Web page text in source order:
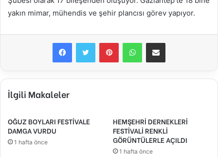
yakın mimar, mühendis ve şehir plancısı görev yapıyor.
FacebookTwitter PinterestWhatsAppE-Posta ile paylaş
İlgili Makaleler
OĞUZ BOYLARI FESTİVALE
DAMGA VURDU
1 hafta önce
HEMŞEHRİ DERNEKLERİ
FESTİVALİ RENKLİ
GÖRÜNTÜLERLE AÇILDI
1 hafta önce